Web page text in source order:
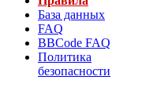
База данных
FAQ
BBCode FAQ
Политика
безопасности